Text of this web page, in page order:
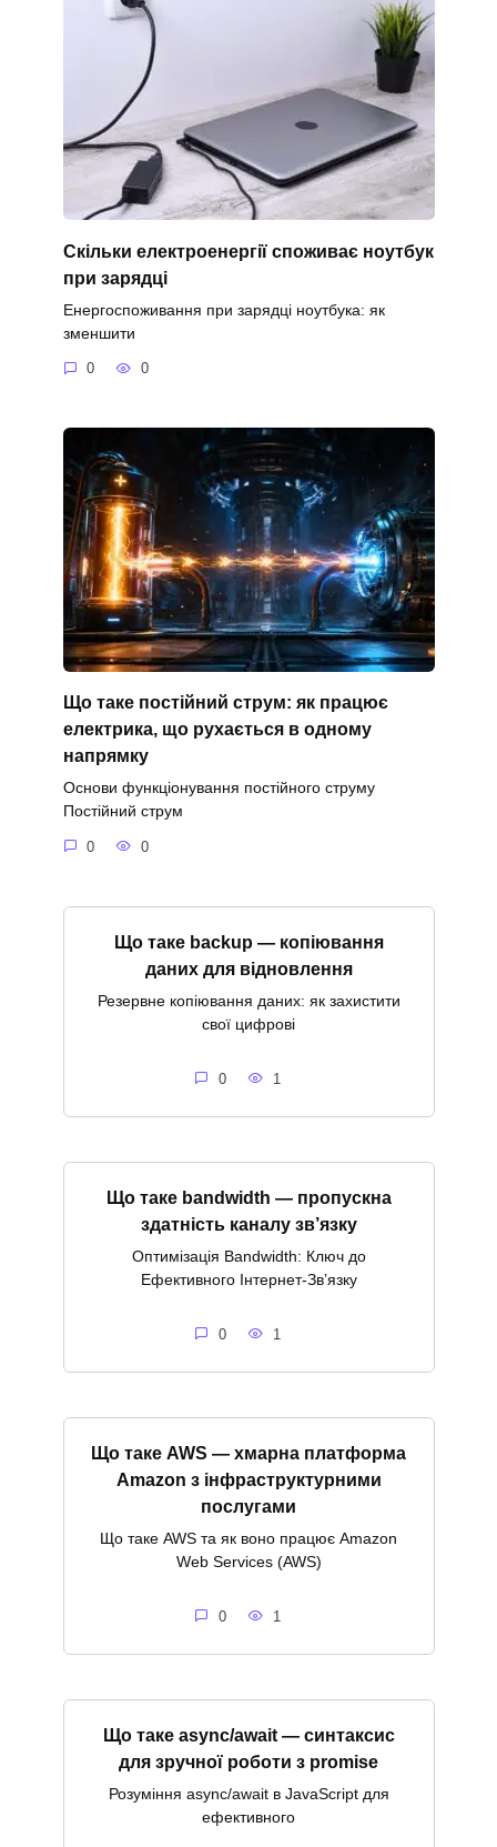
Скільки електроенергії споживає ноутбук
при зарядці
Енергоспоживання при зарядці ноутбука: як
зменшити
0 0
Що таке постійний струм: як працює
електрика, що рухається в одному
напрямку
Основи функціонування постійного струму
Постійний струм
0 0
Що таке backup — копіювання
даних для відновлення
Резервне копіювання даних: як захистити
свої цифрові
0 1
Що таке bandwidth — пропускна
здатність каналу зв’язку
Оптимізація Bandwidth: Ключ до
Ефективного Інтернет-Зв’язку
0 1
Що таке AWS — хмарна платформа
Amazon з інфраструктурними
послугами
Що таке AWS та як воно працює Amazon
Web Services (AWS)
0 1
Що таке async/await — синтаксис
для зручної роботи з promise
Розуміння async/await в JavaScript для
ефективного